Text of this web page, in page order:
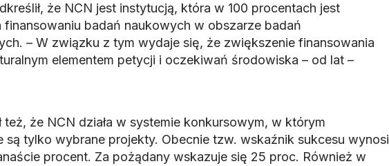
że NCN jest instytucją, która w 100 procentach jest
badań naukowych w obszarze badań
– W związku z tym wydaje się, że zwiększenie finansowania
elementem petycji i oczekiwań środowiska – od lat –
też, że NCN działa w systemie konkursowym, w którym
są tylko wybrane projekty. Obecnie tzw. wskaźnik sukcesu wynosi
procent. Za pożądany wskazuje się 25 proc. Również w